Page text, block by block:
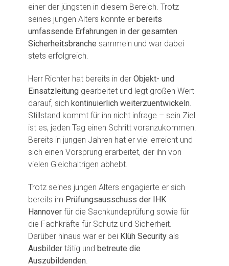
einer der jüngsten in diesem Bereich. Trotz
seines jungen Alters konnte er bereits
umfassende Erfahrungen in der gesamten
Sicherheitsbranche sammeln und war dabei
stets erfolgreich.
Herr Richter hat bereits in der Objekt- und
Einsatzleitung gearbeitet und legt großen Wert
darauf, sich kontinuierlich weiterzuentwickeln.
Stillstand kommt für ihn nicht infrage – sein Ziel
ist es, jeden Tag einen Schritt voranzukommen.
Bereits in jungen Jahren hat er viel erreicht und
sich einen Vorsprung erarbeitet, der ihn von
vielen Gleichaltrigen abhebt.
Trotz seines jungen Alters engagierte er sich
bereits im Prüfungsausschuss der IHK
Hannover für die Sachkundeprüfung sowie für
die Fachkräfte für Schutz und Sicherheit.
Darüber hinaus war er bei Klüh Security als
Ausbilder tätig und betreute die
Auszubildenden.